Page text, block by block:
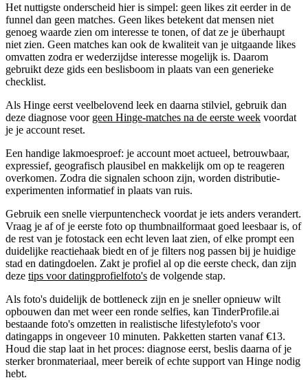
Het nuttigste onderscheid hier is simpel: geen likes zit eerder in de
funnel dan geen matches. Geen likes betekent dat mensen niet
genoeg waarde zien om interesse te tonen, of dat ze je überhaupt
niet zien. Geen matches kan ook de kwaliteit van je uitgaande likes
omvatten zodra er wederzijdse interesse mogelijk is. Daarom
gebruikt deze gids een beslisboom in plaats van een generieke
checklist.
Als Hinge eerst veelbelovend leek en daarna stilviel, gebruik dan
deze diagnose voor geen Hinge-matches na de eerste week voordat
je je account reset.
Een handige lakmoesproef: je account moet actueel, betrouwbaar,
expressief, geografisch plausibel en makkelijk om op te reageren
overkomen. Zodra die signalen schoon zijn, worden distributie-
experimenten informatief in plaats van ruis.
Gebruik een snelle vierpuntencheck voordat je iets anders verandert.
Vraag je af of je eerste foto op thumbnailformaat goed leesbaar is, of
de rest van je fotostack een echt leven laat zien, of elke prompt een
duidelijke reactiehaak biedt en of je filters nog passen bij je huidige
stad en datingdoelen. Zakt je profiel al op die eerste check, dan zijn
deze tips voor datingprofielfoto's de volgende stap.
Als foto's duidelijk de bottleneck zijn en je sneller opnieuw wilt
opbouwen dan met weer een ronde selfies, kan TinderProfile.ai
bestaande foto's omzetten in realistische lifestylefoto's voor
datingapps in ongeveer 10 minuten. Pakketten starten vanaf €13.
Houd die stap laat in het proces: diagnose eerst, beslis daarna of je
sterker bronmateriaal, meer bereik of echte support van Hinge nodig
hebt.